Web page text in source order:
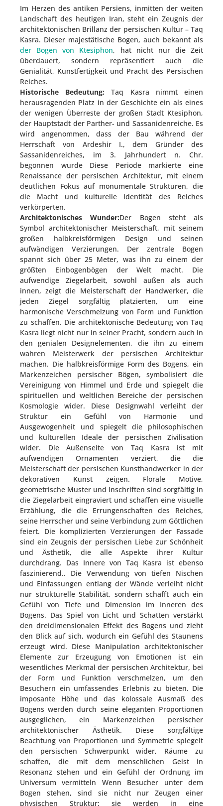
Im Herzen des antiken Persiens, inmitten der weiten
Landschaft des heutigen Iran, steht ein Zeugnis der
architektonischen Brillanz der persischen Kultur – Taq
Kasra. Dieser majestätische Bogen, auch bekannt als
der Bogen von Ktesiphon, hat nicht nur die Zeit
überdauert, sondern repräsentiert auch die
Genialität, Kunstfertigkeit und Pracht des Persischen
Reiches.
Historische Bedeutung: Taq Kasra nimmt einen
herausragenden Platz in der Geschichte ein als eines
der wenigen Überreste der großen Stadt Ktesiphon,
der Hauptstadt der Parther- und Sassanidenreiche. Es
wird angenommen, dass der Bau während der
Herrschaft von Ardeshir I., dem Gründer des
Sassanidenreiches, im 3. Jahrhundert n. Chr.
begonnen wurde Diese Periode markierte eine
Renaissance der persischen Architektur, mit einem
deutlichen Fokus auf monumentale Strukturen, die
die Macht und kulturelle Identität des Reiches
verkörperten.
Architektonisches Wunder:Der Bogen steht als
Symbol architektonischer Meisterschaft, mit seinem
großen halbkreisförmigen Design und seinen
aufwändigen Verzierungen. Der zentrale Bogen
spannt sich über 25 Meter, was ihn zu einem der
größten Einbogenbögen der Welt macht. Die
aufwendige Ziegelarbeit, sowohl außen als auch
innen, zeigt die Meisterschaft der Handwerker, die
jeden Ziegel sorgfältig platzierten, um eine
harmonische Verschmelzung von Form und Funktion
zu schaffen. Die architektonische Bedeutung von Taq
Kasra liegt nicht nur in seiner Pracht, sondern auch in
den genialen Designelementen, die ihn zu einem
wahren Meisterwerk der persischen Architektur
machen. Die halbkreisförmige Form des Bogens, ein
Markenzeichen persischer Bögen, symbolisiert die
Vereinigung von Himmel und Erde und spiegelt die
spirituellen und weltlichen Bereiche der persischen
Kosmologie wider. Diese Designwahl verleiht der
Struktur ein Gefühl von Harmonie und
Ausgewogenheit und spiegelt die philosophischen
und kulturellen Ideale der persischen Zivilisation
wider. Die Außenseite von Taq Kasra ist mit
aufwendigen Ornamenten verziert, die die
Meisterschaft der persischen Kunsthandwerker in der
dekorativen Kunst zeigen. Florale Motive,
geometrische Muster und Inschriften sind sorgfältig in
die Ziegelarbeit eingraviert und schaffen eine visuelle
Erzählung, die die Errungenschaften des Reiches,
seine Herrscher und seine Verbindung zum Göttlichen
feiert. Die komplizierten Verzierungen der Fassade
sind ein Zeugnis der persischen Liebe zur Schönheit
und Ästhetik, die alle Aspekte ihrer Kultur
durchdrang. Das Innere von Taq Kasra ist ebenso
faszinierend.. Die Verwendung von tiefen Nischen
und Einfassungen entlang der Wände verleiht nicht
nur strukturelle Stabilität, sondern schafft auch ein
Gefühl von Tiefe und Dimension im Inneren des
Bogens. Das Spiel von Licht und Schatten verstärkt
den dreidimensionalen Effekt des Bogens und zieht
den Blick auf sich, wodurch ein Gefühl des Staunens
erzeugt wird. Diese Manipulation architektonischer
Elemente zur Erzeugung von Emotionen ist ein
wesentliches Merkmal der persischen Architektur, bei
der Form und Funktion verschmelzen, um den
Besuchern ein umfassendes Erlebnis zu bieten. Die
imposante Höhe und das kolossale Ausmaß des
Bogens werden durch seine eleganten Proportionen
ausgeglichen, ein Markenzeichen persischer
architektonischer Ästhetik. Diese sorgfältige
Beachtung von Proportionen und Symmetrie spiegelt
den persischen Schwerpunkt wider, Räume zu
schaffen, die mit dem menschlichen Geist in
Resonanz stehen und ein Gefühl der Ordnung im
Universum vermitteln Wenn Besucher unter dem
Bogen stehen, sind sie nicht nur Zeugen einer
physischen Struktur; sie werden in eine